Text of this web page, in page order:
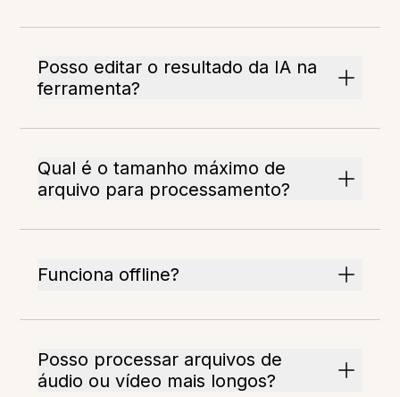
Posso editar o resultado da IA na
ferramenta?
Qual é o tamanho máximo de
arquivo para processamento?
Funciona offline?
Posso processar arquivos de
áudio ou vídeo mais longos?